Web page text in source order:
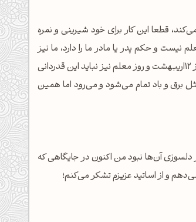
قطعا این کار برای خود شیرینی و نمره
و حکم پدر یا مادر ما را دارد، ما نیز
همانند روز پدر یا مادر که کوچکترین قدردانی خود را صد بار استوری و پست می‌کنیم، در روز 12اریبهشت و روز معلم نیز نباید این قدردانی
برق و باد تمام می‌شود و می‌رود اما همین
آن‌ها نبود من اکنون در جایگاهی که
و از اساتید عزیزم تشکر می‌کنم؛